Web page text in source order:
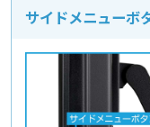
サイドメニューボ